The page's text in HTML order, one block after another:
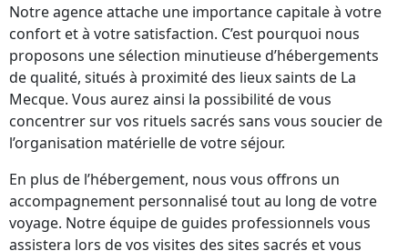
Notre agence attache une importance capitale à votre
confort et à votre satisfaction. C’est pourquoi nous
proposons une sélection minutieuse d’hébergements
de qualité, situés à proximité des lieux saints de La
Mecque. Vous aurez ainsi la possibilité de vous
concentrer sur vos rituels sacrés sans vous soucier de
l’organisation matérielle de votre séjour.
En plus de l’hébergement, nous vous offrons un
accompagnement personnalisé tout au long de votre
voyage. Notre équipe de guides professionnels vous
assistera lors de vos visites des sites sacrés et vous